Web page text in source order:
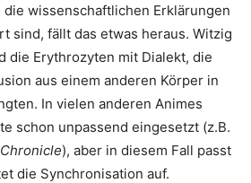
die wissenschaftlichen Erklärungen
sind, fällt das etwas heraus. Witzig
die Erythrozyten mit Dialekt, die
aus einem anderen Körper in
In vielen anderen Animes
schon unpassend eingesetzt (z.B.
), aber in diesem Fall passt
die Synchronisation auf.